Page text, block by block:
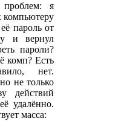
я
компьютеру
пароль от
и вернул
пароли?
комп? Есть
нет.
не только
действий
удалённо.
масса: